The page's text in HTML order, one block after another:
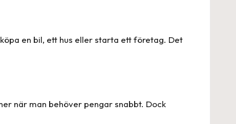
en bil, ett hus eller starta ett företag. Det
när man behöver pengar snabbt. Dock